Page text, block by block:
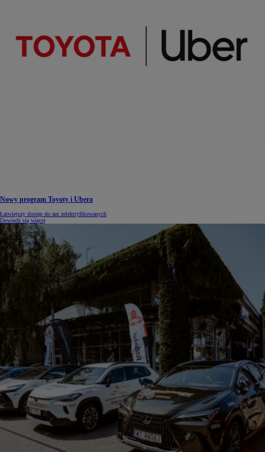
Nowy program Toyoty i Ubera
Łatwiejszy dostęp do aut zelektryfikowanych
Dowiedz się więcej